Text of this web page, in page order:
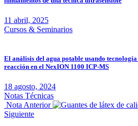
11 abril, 2025
Cursos & Seminarios
El análisis del agua potable usando
reacción en el NexION 1100 ICP-MS
18 agosto, 2024
Notas Técnicas
Nota Anterior
Siguiente